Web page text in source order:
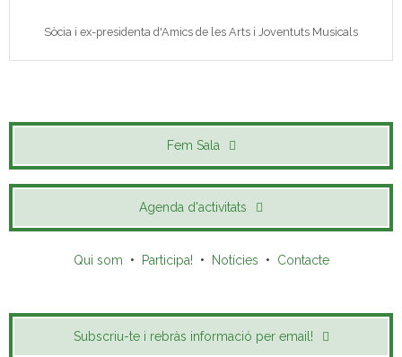
Sòcia i ex-presidenta d'Amics de les Arts i Joventuts Musicals
Fem Sala
Agenda d'activitats
Qui som • Participa! • Notícies • Contacte
Subscriu-te i rebràs informació per email!